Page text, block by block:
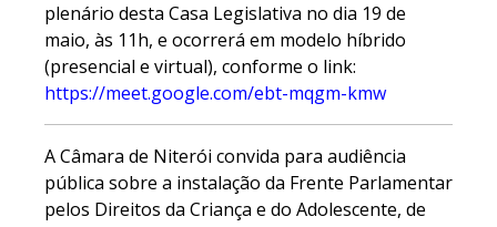
plenário desta Casa Legislativa no dia 19 de
maio, às 11h, e ocorrerá em modelo híbrido
(presencial e virtual), conforme o link:
https://meet.google.com/ebt-mqgm-kmw
A Câmara de Niterói convida para audiência
pública sobre a instalação da Frente Parlamentar
pelos Direitos da Criança e do Adolescente, de